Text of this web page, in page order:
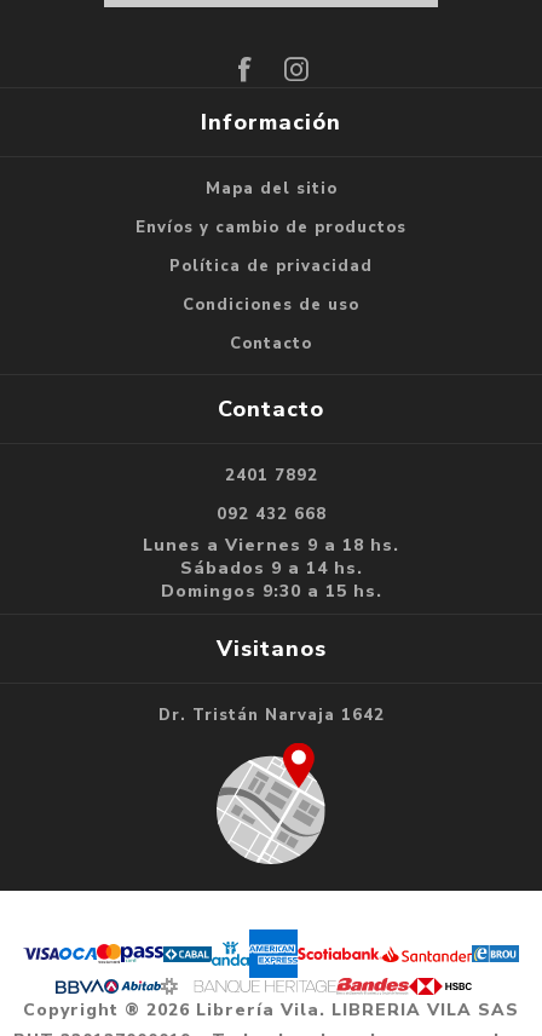
Información
Mapa del sitio
Envíos y cambio de productos
Política de privacidad
Condiciones de uso
Contacto
Contacto
2401 7892
092 432 668
Lunes a Viernes 9 a 18 hs.
Sábados 9 a 14 hs.
Domingos 9:30 a 15 hs.
Visitanos
Dr. Tristán Narvaja 1642
Copyright ® 2026 Librería Vila. LIBRERIA VILA SAS